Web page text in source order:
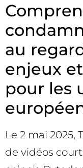
au
enjeux
pour les
Le 2 mai 2025,
de vidéos